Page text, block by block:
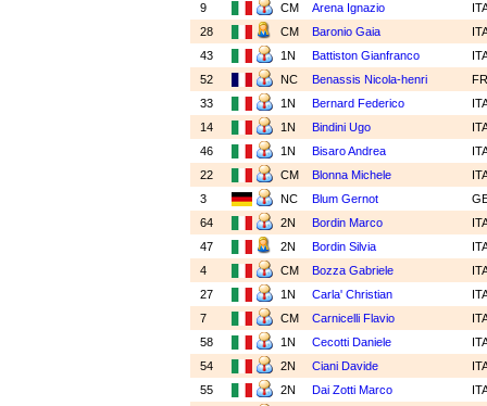
9
CM Arena Ignazio
28
CM Baronio Gaia
43
1N Battiston Gianfranco
52
NC Benassis Nicola-henri
33
1N Bernard Federico
14
1N Bindini Ugo
46
1N Bisaro Andrea
22
CM Blonna Michele
3
NC Blum Gernot
64
2N Bordin Marco
47
2N Bordin Silvia
4
CM Bozza Gabriele
27
1N Carla' Christian
7
CM Carnicelli Flavio
58
1N Cecotti Daniele
54
2N Ciani Davide
55
2N Dai Zotti Marco